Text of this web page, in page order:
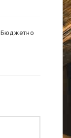
Бюджетно